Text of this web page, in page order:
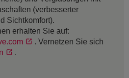
(verbesserter
Sichtkomfort).
erhalten Sie auf:
. Vernetzen Sie sich
.